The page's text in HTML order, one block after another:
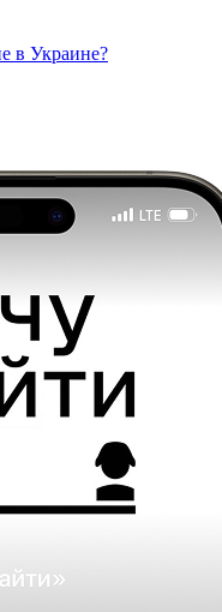
в Украине?